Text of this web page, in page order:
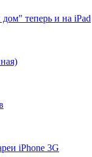
теперь и на iPad
iPhone 3G